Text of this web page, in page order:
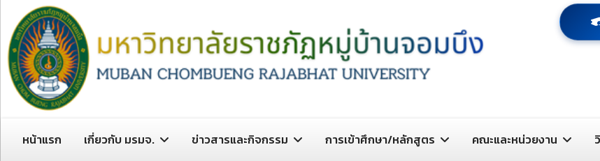
หน้าแรก เกี่ยวกับ มรมจ. ข่าวสารและกิจกรรม การเข้าศึกษา/หลักสูตร คณะและหน่วยงาน